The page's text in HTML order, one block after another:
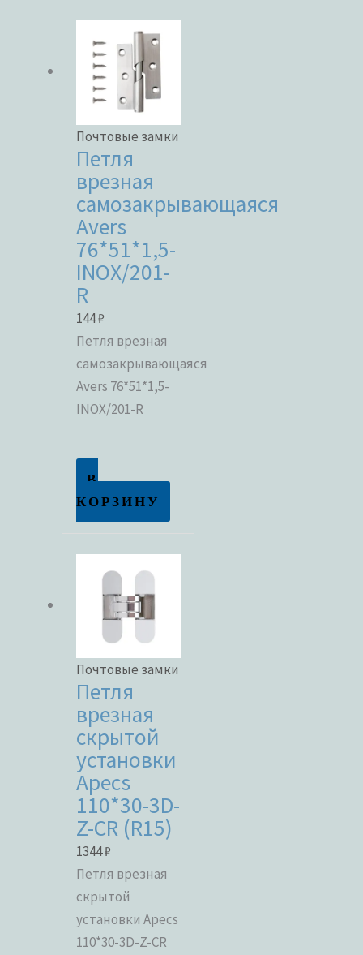
Почтовые замки
Петля
врезная
самозакрывающаяся
Avers
76*51*1,5-
INOX/201-
R
144₽
Петля врезная
самозакрывающаяся
Avers 76*51*1,5-
INOX/201-R
В
КОРЗИНУ
Почтовые замки
Петля
врезная
скрытой
установки
Apecs
110*30-3D-
Z-CR (R15)
1344₽
Петля врезная
скрытой
установки Apecs
110*30-3D-Z-CR